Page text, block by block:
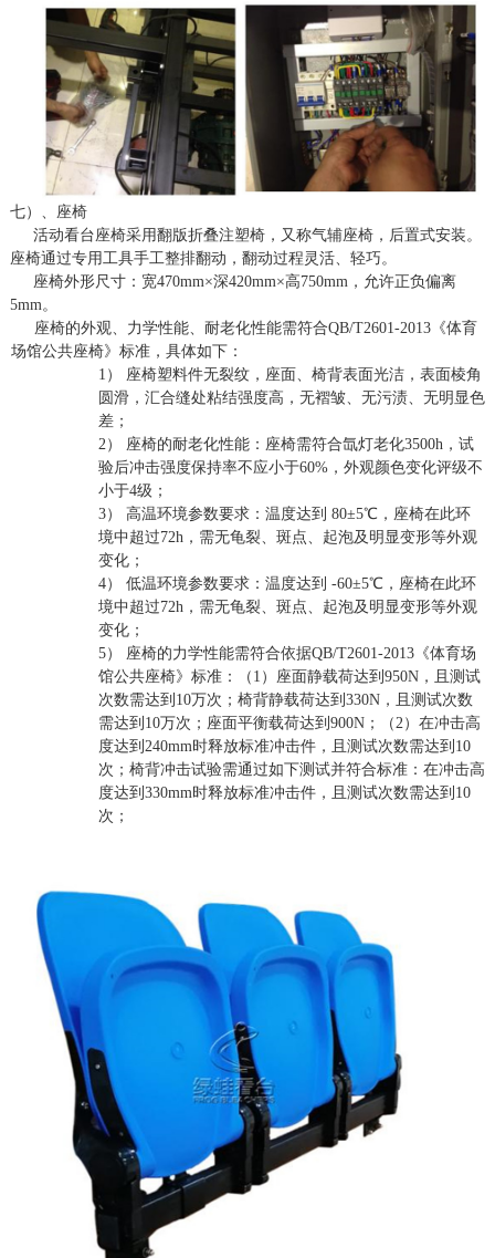
七）、座椅
活动看台座椅采用翻版折叠注塑椅， 又称气辅座椅，后置式安装。
座椅通过专用工具手工整排翻动，翻动过程灵活、轻巧。
座椅外形尺寸：宽470mm×深420mm×高750mm，允许正负偏离
5mm。
座椅的外观、力学性能、耐老化性能需符合QB/T2601-2013《体育
场馆公共座椅》标准，具体如下：
1） 座椅塑料件无裂纹，座面、椅背表面光洁，表面棱角
圆滑，汇合缝处粘结强度高，无褶皱、无污渍、无明显色
差；
2） 座椅的耐老化性能：座椅需符合氙灯老化3500h，试
验后冲击强度保持率不应小于60%，外观颜色变化评级不
小于4级；
3） 高温环境参数要求：温度达到 80±5℃，座椅在此环
境中超过72h，需无龟裂、斑点、起泡及明显变形等外观
变化；
4） 低温环境参数要求：温度达到 -60±5℃，座椅在此环
境中超过72h，需无龟裂、斑点、起泡及明显变形等外观
变化；
5） 座椅的力学性能需符合依据QB/T2601-2013《体育场
馆公共座椅》标准：（1）座面静载荷达到950N，且测试
次数需达到10万次；椅背静载荷达到330N，且测试次数
需达到10万次；座面平衡载荷达到900N；（2）在冲击高
度达到240mm时释放标准冲击件，且测试次数需达到10
次；椅背冲击试验需通过如下测试并符合标准：在冲击高
度达到330mm时释放标准冲击件，且测试次数需达到10
次；